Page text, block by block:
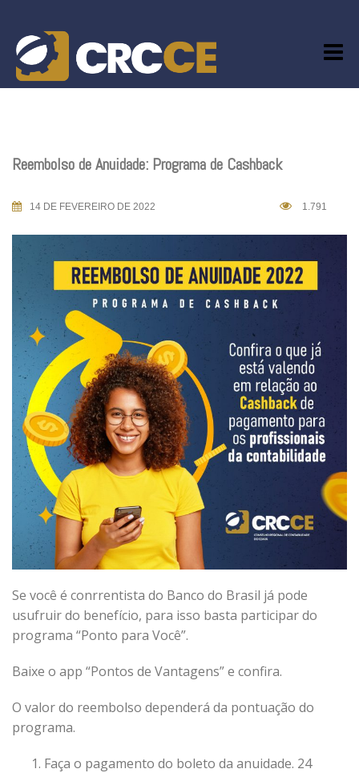
content
Reembolso de Anuidade: Programa de Cashback
14 DE FEVEREIRO DE 2022 1.791
Se você é conrrentista do Banco do Brasil já pode
usufruir do benefício, para isso basta participar do
programa “Ponto para Você”.
Baixe o app “Pontos de Vantagens” e confira.
O valor do reembolso dependerá da pontuação do
programa.
Faça o pagamento do boleto da anuidade. 24